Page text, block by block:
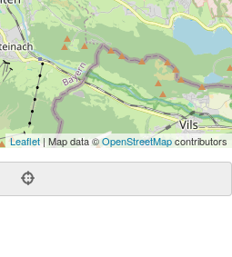
Leaflet | Map data ©OpenStreetMapcontributors